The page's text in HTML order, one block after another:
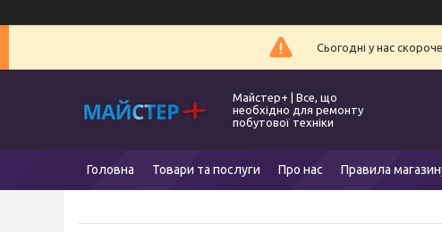
Сьогодні у нас
Майстер+ | Все, що
необхідно для ремонту
побутової техніки
Головна Товари та послуги Про нас Правила